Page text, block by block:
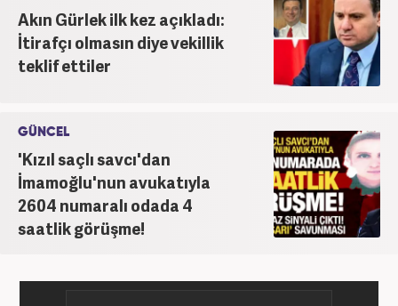
Akın Gürlek ilk kez açıkladı:
İtirafçı olmasın diye vekillik
teklif ettiler
GÜNCEL
'Kızıl saçlı savcı'dan
İmamoğlu'nun avukatıyla
2604 numaralı odada 4
saatlik görüşme!